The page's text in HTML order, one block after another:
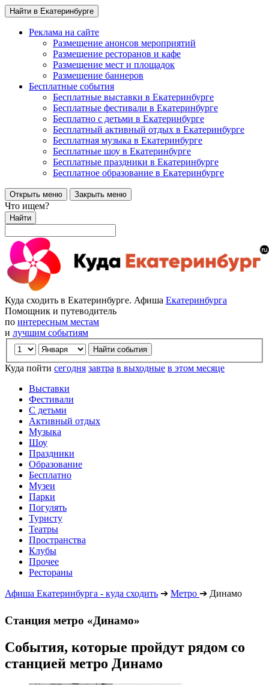
Найти в Екатеринбурге
Реклама на сайте
Размещение анонсов мероприятий
Размещение ресторанов и кафе
Размещение мест и площадок
Размещение баннеров
Бесплатные события
Бесплатные выставки в Екатеринбурге
Бесплатные фестивали в Екатеринбурге
Бесплатно с детьми в Екатеринбурге
Бесплатный активный отдых в Екатеринбурге
Бесплатная музыка в Екатеринбурге
Бесплатные шоу в Екатеринбурге
Бесплатные праздники в Екатеринбурге
Бесплатное образование в Екатеринбурге
Открыть меню Закрыть меню
Что ищем?
Найти
Куда сходить в Екатеринбурге. Афиша Екатеринбурга
Помощник и путеводитель
по интересным местам
и лучшим событиям
Куда пойти сегодня завтра в выходные в этом месяце
Выставки
Фестивали
С детьми
Активный отдых
Музыка
Шоу
Праздники
Образование
Бесплатно
Музеи
Парки
Погулять
Туристу
Театры
Пространства
Клубы
Прочее
Рестораны
Афиша Екатеринбурга - куда сходить ➔ Метро ➔ Динамо
Станция метро «Динамо»
События, которые пройдут рядом со
станцией метро Динамо